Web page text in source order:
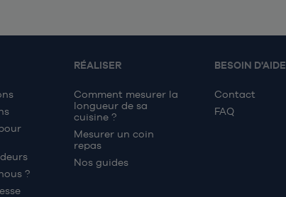
?
RÉALISER
Comment mesurer la
longueur de sa
cuisine ?
Mesurer un coin
repas
Nos guides
BESOIN D'AIDE
Contact
FAQ